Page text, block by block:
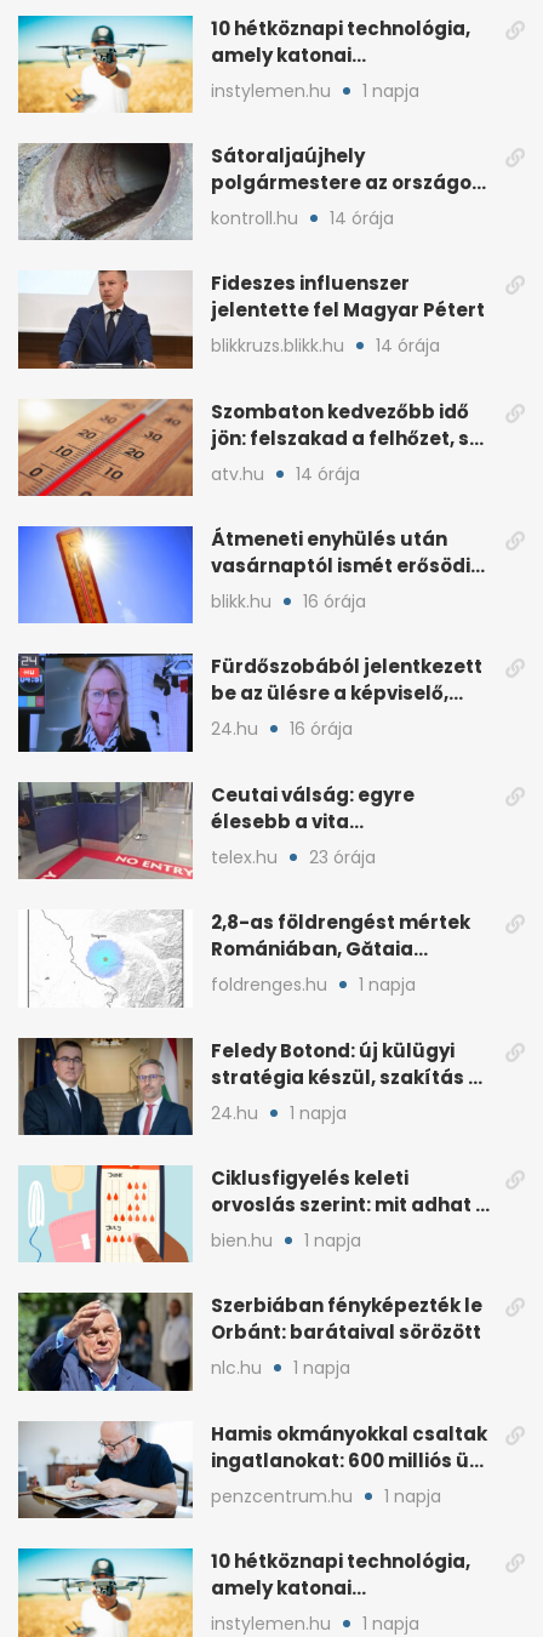
10 hétköznapi technológia,
amely katonai
fejlesztésként indult
instylemen.hu 1 napja
Sátoraljaújhely
polgármestere az országos
hír miatt támadt
kontroll.hu 14 órája
Fideszes influenszer
jelentette fel Magyar Pétert
blikkruzs.blikk.hu 14 órája
Szombaton kedvezőbb idő
jön: felszakad a felhőzet, sok
napsütéssel
atv.hu 14 órája
Átmeneti enyhülés után
vasárnaptól ismét erősödik
a hőség
blikk.hu 16 órája
Fürdőszobából jelentkezett
be az ülésre a képviselő,
árny tűnt fel mögötte
24.hu 16 órája
Ceutai válság: egyre
élesebb a vita
Spanyolország és
Olaszország között
telex.hu 23 órája
2,8-as földrengést mértek
Romániában, Gătaia
közelében
foldrenges.hu 1 napja
Feledy Botond: új külügyi
stratégia készül, szakítás a
MAGA-vonallal
24.hu 1 napja
Ciklusfigyelés keleti
orvoslás szerint: mit adhat a
menstruációs appok mellé?
bien.hu 1 napja
Szerbiában fényképezték le
Orbánt: barátaival sörözött
nlc.hu 1 napja
Hamis okmányokkal csaltak
ingatlanokat: 600 milliós ügy
Pestben
penzcentrum.hu 1 napja
10 hétköznapi technológia,
amely katonai
fejlesztésként indult
instylemen.hu 1 napja